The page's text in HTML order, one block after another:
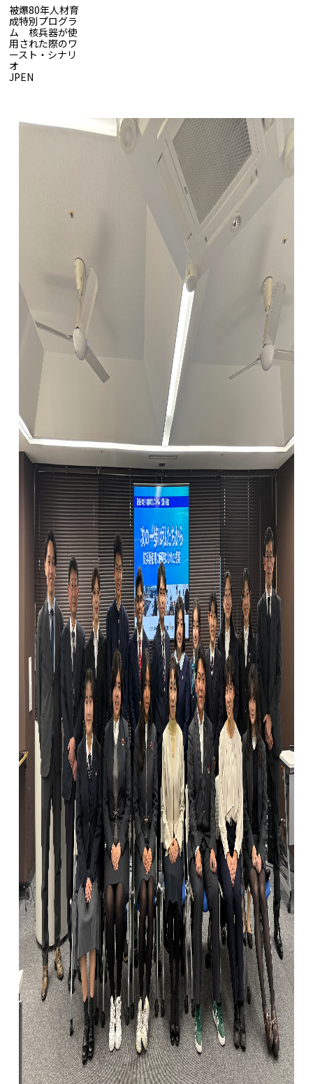
被爆80年人材育
成特別プログラ
ム 核兵器が使
用された際のワ
ースト・シナリ
オ
JPEN
被爆80年人材育成特別プログラム 核兵器が使用された際の